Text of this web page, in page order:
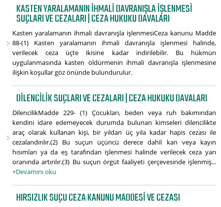
KASTEN YARALAMANIN IHMALI DAVRANIŞLA IŞLENMESI
SUÇLARI VE CEZALARI | CEZA HUKUKU DAVALARI
Kasten yaralamanın ihmali davranışla işlenmesiCeza kanunu Madde
88-(1) Kasten yaralamanın ihmali davranışla işlenmesi halinde,
verilecek ceza üçte ikisine kadar indirilebilir. Bu hükmün
uygulanmasında kasten öldürmenin ihmali davranışla işlenmesine
ilişkin koşullar göz önünde bulundurulur.
DILENCILIK SUÇLARI VE CEZALARI | CEZA HUKUKU DAVALARI
DilencilikMadde 229- (1) Çocukları, beden veya ruh bakımından
kendini idare edemeyecek durumda bulunan kimseleri dilencilikte
araç olarak kullanan kişi, bir yıldan üç yıla kadar hapis cezası ile
cezalandırılır.(2) Bu suçun üçüncü derece dahil kan veya kayın
hısımları ya da eş tarafından işlenmesi halinde verilecek ceza yarı
oranında artırılır.(3) Bu suçun örgüt faaliyeti çerçevesinde işlenmiş...
+Devamını oku
HIRSIZLIK SUÇU CEZA KANUNU MADDESI VE CEZASI